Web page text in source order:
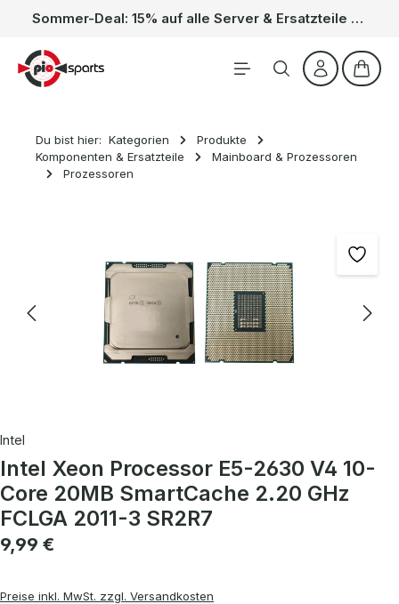
Zum Hauptinhalt springen Sommer-Deal: 15% auf alle Server & Ersatzteile – Kein Code nötig, der Rabatt wird automatisch im Warenkorb abgezogen. Gültig vom 01.06. bis 31.08.
Du bist hier: Kategorien
Produkte
Komponenten & Ersatzteile
Mainboard & Prozessoren
Prozessoren
Intel
Intel Xeon Processor E5-2630 V4 10-
Core 20MB SmartCache 2.20 GHz
FCLGA 2011-3 SR2R7
Regulärer Preis:
9,99 €
Preise inkl. MwSt. zzgl. Versandkosten